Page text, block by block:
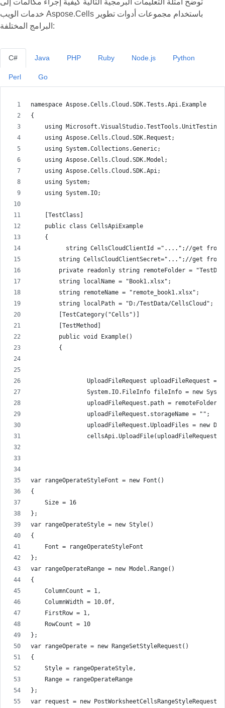
توضح أمثلة التعليمات البرمجية التالية كيفية إجراء مكالمات إلى
خدمات الويب Aspose.Cells باستخدام مجموعات أدوات تطوير
البرامج المختلفة:
C#
namespace Aspose.Cells.Cloud.SDK.Tests.Api.Example
{
    using Microsoft.VisualStudio.TestTools.UnitTesting;
    using Aspose.Cells.Cloud.SDK.Request;
    using System.Collections.Generic;
    using Aspose.Cells.Cloud.SDK.Model;
    using Aspose.Cells.Cloud.SDK.Api;
    using System;
    using System.IO;
    [TestClass]
    public class CellsApiExample
    {
string CellsCloudClientId ="....";//get
string CellsCloudClientSecret="...";//get
private readonly string remoteFolder =
        string localName = "Book1.xlsx";
        string remoteName = "remote_book1.xlsx";
        string localPath = "D:/TestData/CellsCloud";
        [TestCategory("Cells")]
        [TestMethod]
        public void Example()
        {
UploadFileRequest uploadFileRequest =
System.IO.FileInfo fileInfo = new
uploadFileRequest.path = remoteFolder
                uploadFileRequest.storageName = "";
uploadFileRequest.UploadFiles = new
                cellsApi.UploadFile(uploadFileRequest);
var rangeOperateStyleFont = new Font()
{
    Size = 16
};
var rangeOperateStyle = new Style()
{
    Font = rangeOperateStyleFont
};
var rangeOperateRange = new Model.Range()
{
    ColumnCount = 1,
    ColumnWidth = 10.0f,
    FirstRow = 1,
    RowCount = 10
};
var rangeOperate = new RangeSetStyleRequest()
{
    Style = rangeOperateStyle,
    Range = rangeOperateRange
};
var request = new PostWorksheetCellsRangeStyleRequest(
Java PHP Ruby Node.js Python
Perl Go